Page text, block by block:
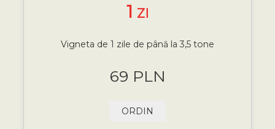
1 ZI
Vigneta de 1 zile de până la 3,5 tone
69 PLN
ORDIN